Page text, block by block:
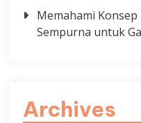
Memahami
Sempurna untuk
Archives